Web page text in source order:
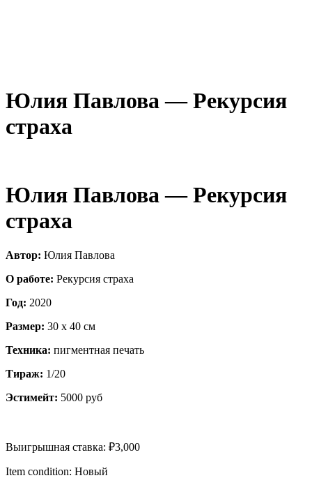
Юлия Павлова — Рекурсия
страха
Юлия Павлова — Рекурсия
страха
Автор: Юлия Павлова
О работе: Рекурсия страха
Год: 2020
Размер: 30 x 40 см
Техника: пигментная печать
Тираж: 1/20
Эстимейт: 5000 руб
Выигрышная ставка: ₽3,000
Item condition: Новый